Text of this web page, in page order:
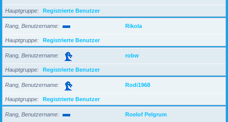
Hauptgruppe Registrierte Benutzer
Rang, Benutzername Rikola
Hauptgruppe Registrierte Benutzer
Rang, Benutzername robw
Hauptgruppe Registrierte Benutzer
Rang, Benutzername Rodi1968
Hauptgruppe Registrierte Benutzer
Rang, Benutzername Roelof Pelgrum